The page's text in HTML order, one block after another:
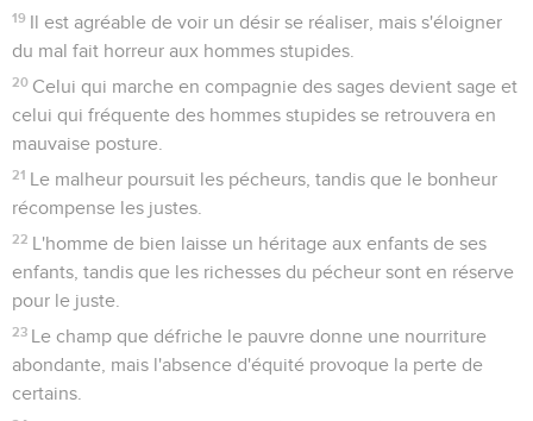
19 Il est agréable de voir un désir se réaliser, mais s'éloigner
du mal fait horreur aux hommes stupides.
20 Celui qui marche en compagnie des sages devient sage et
celui qui fréquente des hommes stupides se retrouvera en
mauvaise posture.
21 Le malheur poursuit les pécheurs, tandis que le bonheur
récompense les justes.
22 L'homme de bien laisse un héritage aux enfants de ses
enfants, tandis que les richesses du pécheur sont en réserve
pour le juste.
23 Le champ que défriche le pauvre donne une nourriture
abondante, mais l'absence d'équité provoque la perte de
certains.